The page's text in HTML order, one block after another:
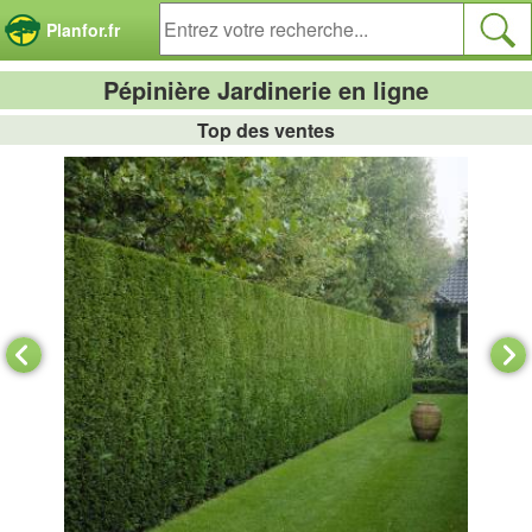
Planfor.fr
Pépinière Jardinerie en ligne
Top des ventes
Panneau de gestion des cookies